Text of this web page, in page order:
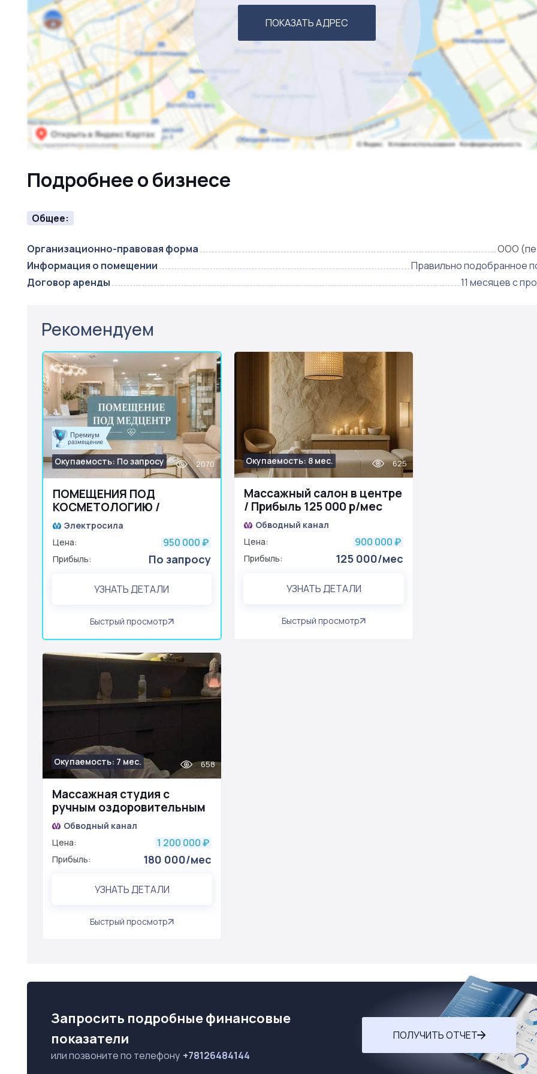
ПОКАЗАТЬ АДРЕС
Подробнее о бизнесе
Общее:
Организационно-правовая форма
ООО
Информация о помещении
Правильно подобранное
Договор аренды
11 месяцев с
Рекомендуем
ПОМЕЩЕНИЯ ПОД
КОСМЕТОЛОГИЮ /
МЕДЦЕНТР
Окупаемость: По запросу 2070
Электросила
Цена:
950 000 ₽
Прибыль: По запросу
УЗНАТЬ ДЕТАЛИ
Быстрый просмотр
Массажный салон в центре
/ Прибыль 125 000 р/мес
Окупаемость: 8 мес. 625
Обводный канал
Цена:
900 000 ₽
Прибыль: 125 000/мес
УЗНАТЬ ДЕТАЛИ
Быстрый просмотр
Массажная студия с
ручным оздоровительным
массажем: 180 к чистыми
Окупаемость: 7 мес. 658
Обводный канал
Цена:
1 200 000 ₽
Прибыль: 180 000/мес
УЗНАТЬ ДЕТАЛИ
Быстрый просмотр
Запросить подробные финансовые
показатели
или позвоните по телефону +78126484144
ПОЛУЧИТЬ ОТЧЕТ